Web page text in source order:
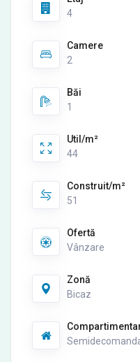
4
Camere
2
Băi
1
Util/m²
44
Construit/m²
51
Ofertă
Vânzare
Zonă
Bicaz